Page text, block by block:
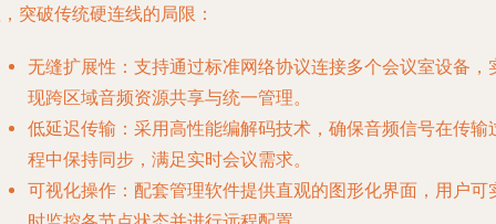
突破传统硬连线的局限：
无缝扩展性 ：支持通过标准网络协议连接多个会议室设备，
现跨区域音频资源共享与统一管理。
低延迟传输 ：采用高性能编解码技术，确保音频信号在传输
程中保持同步，满足实时会议需求。
可视化操作 ：配套管理软件提供直观的图形化界面，用户可